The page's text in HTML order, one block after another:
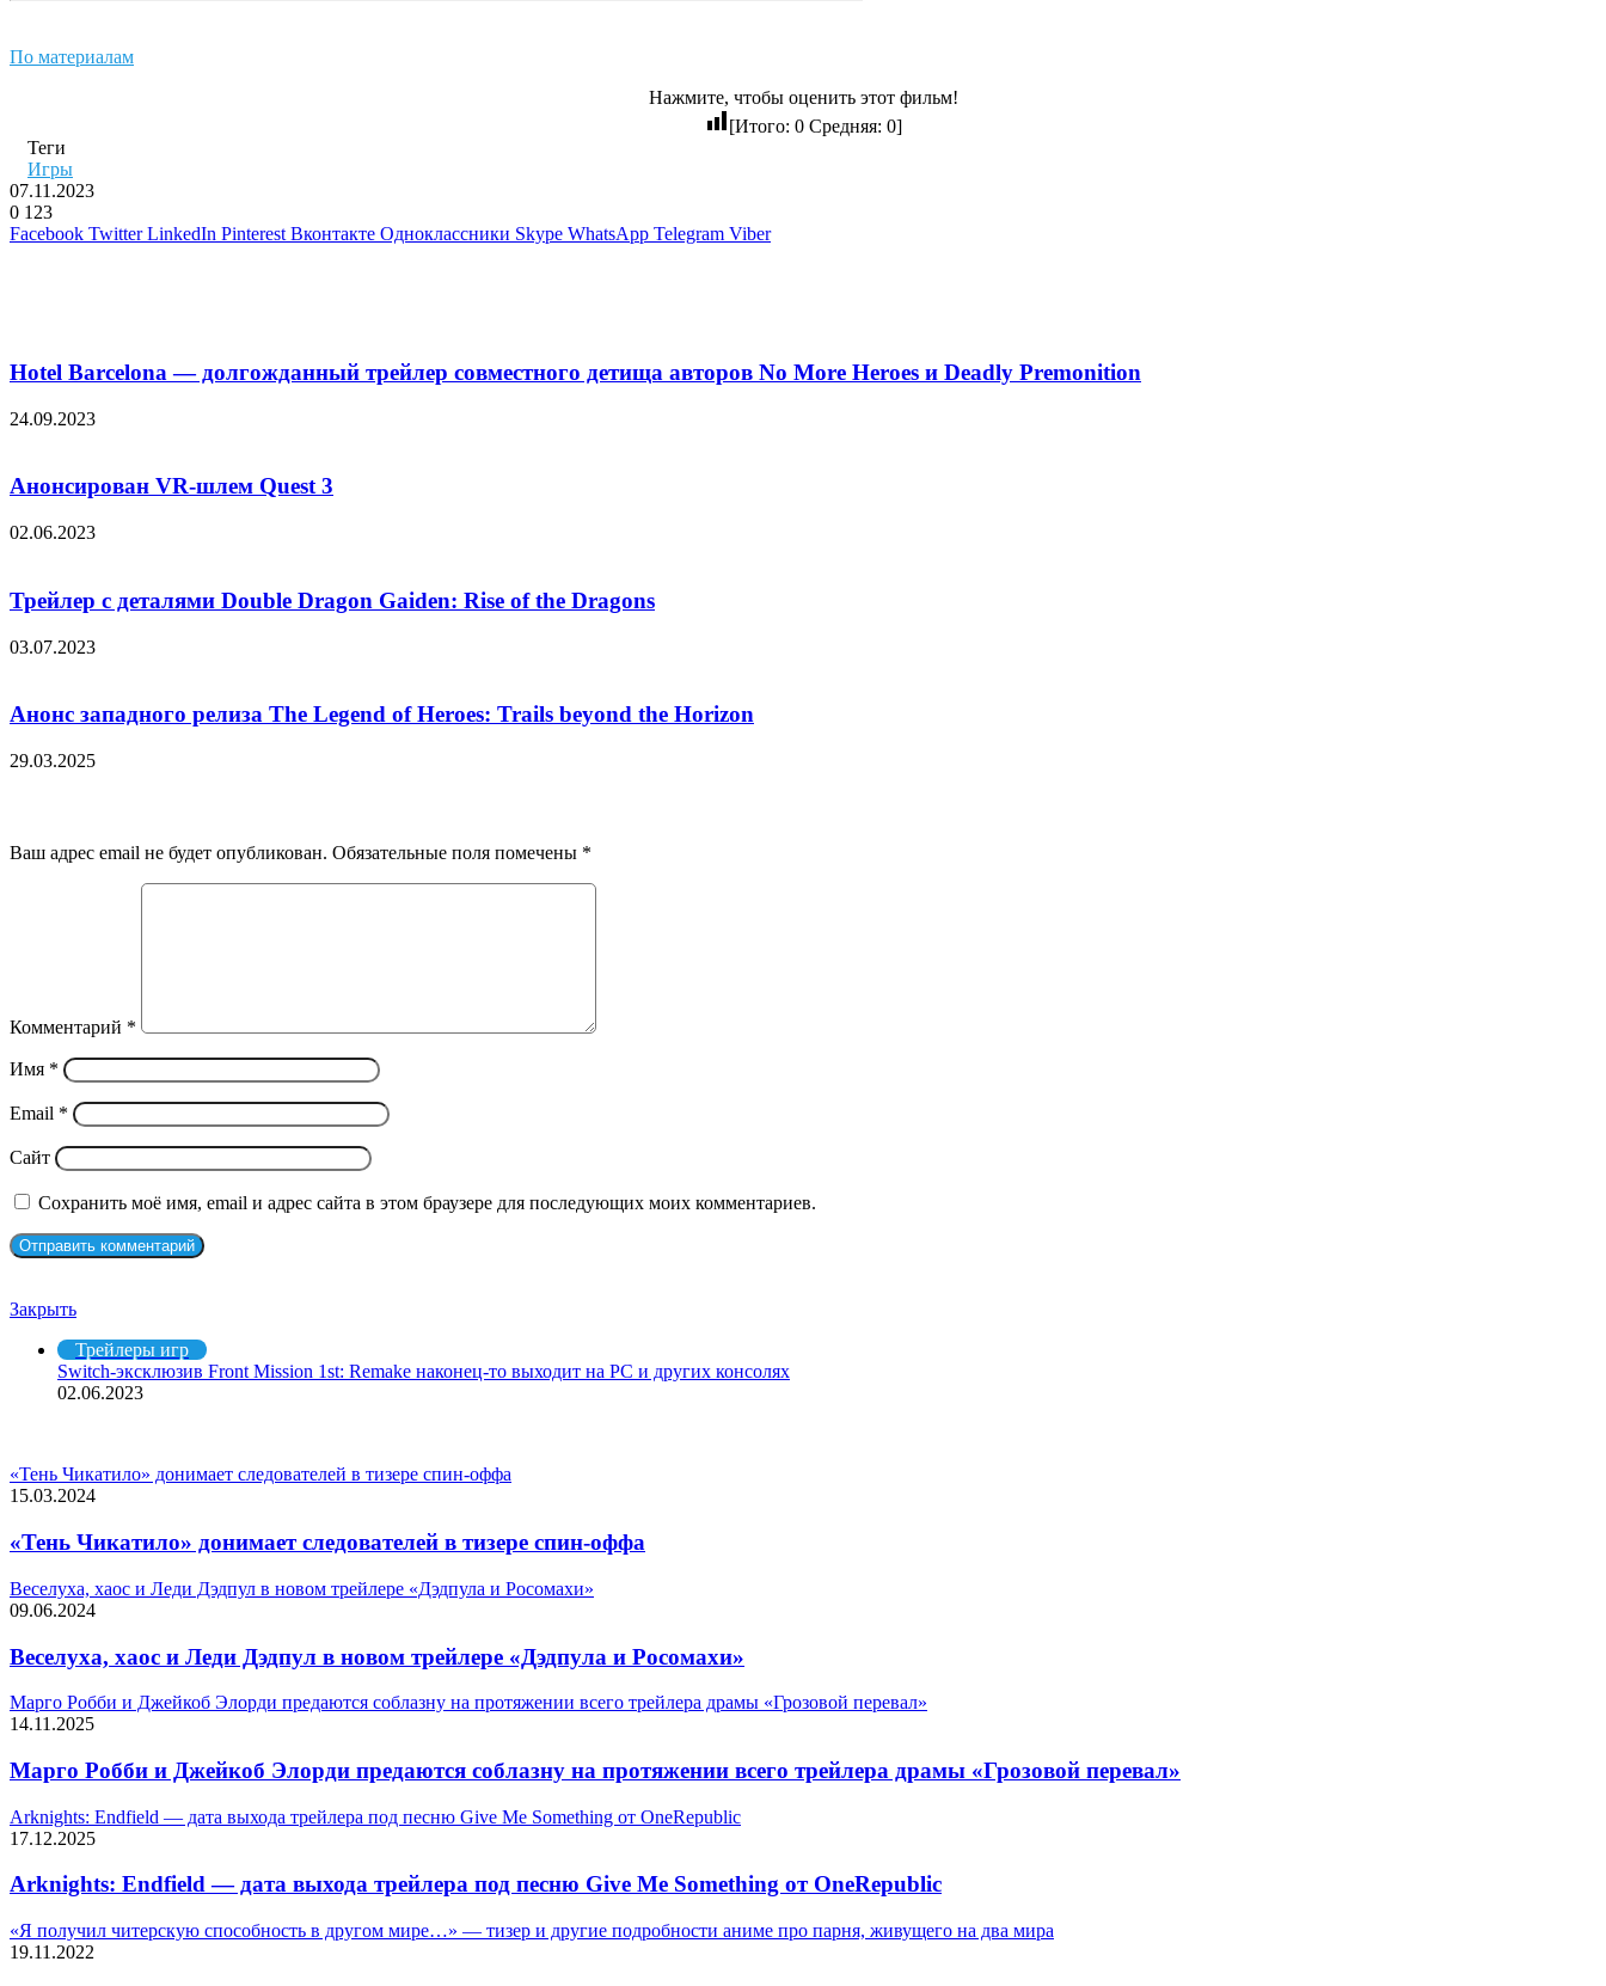
По материалам
Нажмите, чтобы оценить этот фильм!
[Итого: 0Средняя: 0]
Теги
Игры
07.11.2023
0 123
Facebook Twitter LinkedIn Pinterest Вконтакте Одноклассники Skype WhatsApp Telegram Viber
Hotel Barcelona — долгожданный трейлер совместного детища авторов No More Heroes и Deadly Premonition
24.09.2023
Анонсирован VR-шлем Quest 3
02.06.2023
Трейлер с деталями Double Dragon Gaiden: Rise of the Dragons
03.07.2023
Анонс западного релиза The Legend of Heroes: Trails beyond the Horizon
29.03.2025
Ваш адрес email не будет опубликован. Обязательные поля помечены *
Комментарий *
Имя *
Email *
Сайт
Сохранить моё имя, email и адрес сайта в этом браузере для последующих моих комментариев.
Закрыть
Трейлеры игр
Switch-эксклюзив Front Mission 1st: Remake наконец-то выходит на PC и других консолях
02.06.2023
«Тень Чикатило» донимает следователей в тизере спин-оффа
15.03.2024
«Тень Чикатило» донимает следователей в тизере спин-оффа
Веселуха, хаос и Леди Дэдпул в новом трейлере «Дэдпула и Росомахи»
09.06.2024
Веселуха, хаос и Леди Дэдпул в новом трейлере «Дэдпула и Росомахи»
Марго Робби и Джейкоб Элорди предаются соблазну на протяжении всего трейлера драмы «Грозовой перевал»
14.11.2025
Марго Робби и Джейкоб Элорди предаются соблазну на протяжении всего трейлера драмы «Грозовой перевал»
Arknights: Endfield — дата выхода трейлера под песню Give Me Something от OneRepublic
17.12.2025
Arknights: Endfield — дата выхода трейлера под песню Give Me Something от OneRepublic
«Я получил читерскую способность в другом мире…» — тизер и другие подробности аниме про парня, живущего на два мира
19.11.2022